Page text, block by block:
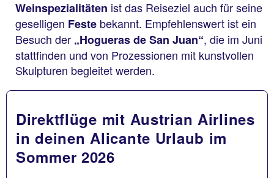
Weinspezialitäten ist das Reiseziel auch für seine
geselligen Feste bekannt. Empfehlenswert ist ein
Besuch der „Hogueras de San Juan“, die im Juni
stattfinden und von Prozessionen mit kunstvollen
Skulpturen begleitet werden.
Direktflüge mit Austrian Airlines
in deinen Alicante Urlaub im
Sommer 2026